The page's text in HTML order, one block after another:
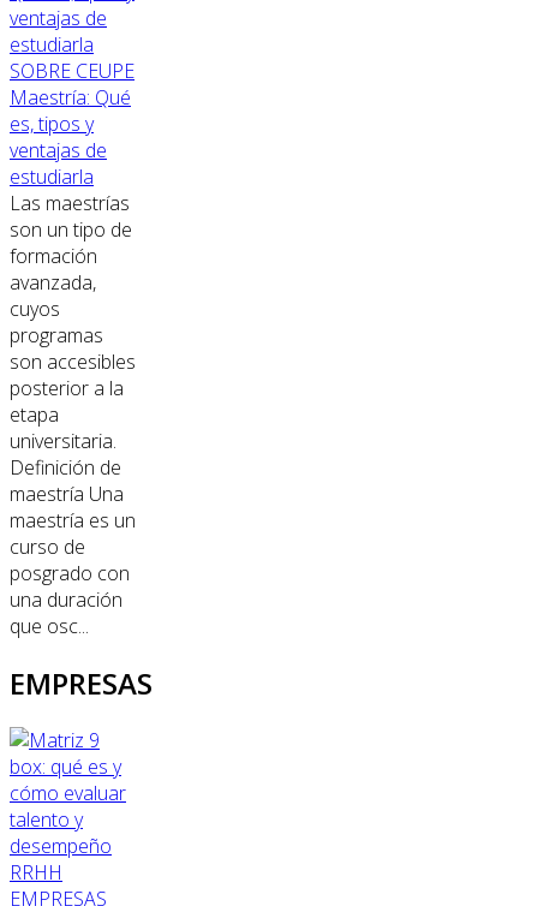
SOBRE CEUPE
Maestría: Qué
es, tipos y
ventajas de
estudiarla
Las maestrías
son un tipo de
formación
avanzada,
cuyos
programas
son accesibles
posterior a la
etapa
universitaria.
Definición de
maestría Una
maestría es un
curso de
posgrado con
una duración
que osc...
EMPRESAS
RRHH
EMPRESAS